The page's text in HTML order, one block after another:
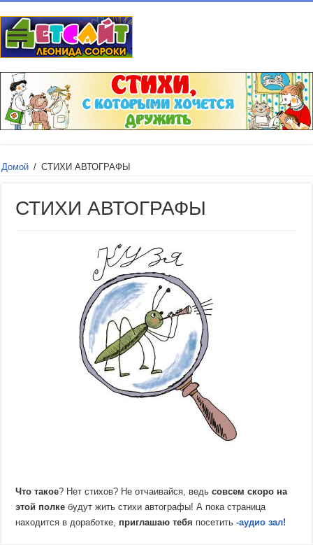
Домой / СТИХИ АВТОГРАФЫ
СТИХИ АВТОГРАФЫ
Что такое? Нет стихов? Не отчаивайся, ведьсовсем скоро на
этой полке будут жить стихи автографы! А пока страница
находится в доработке, приглашаю тебя посетить-аудио зал!